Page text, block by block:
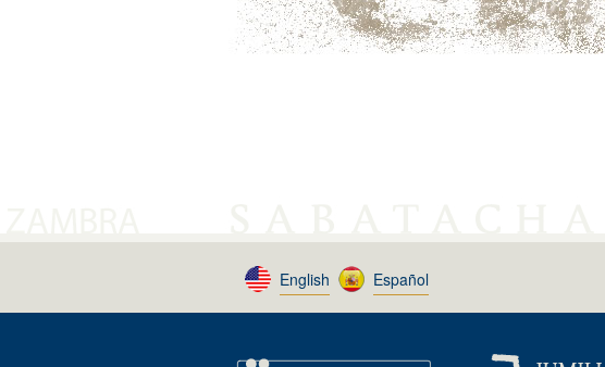
English Español